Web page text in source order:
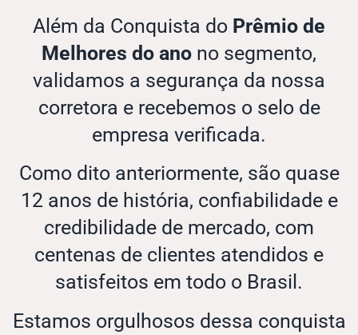
Além da Conquista do Prêmio de
Melhores do ano no segmento,
validamos a segurança da nossa
corretora e recebemos o selo de
empresa verificada.
Como dito anteriormente, são quase
12 anos de história, confiabilidade e
credibilidade de mercado, com
centenas de clientes atendidos e
satisfeitos em todo o Brasil.
Estamos orgulhosos dessa conquista